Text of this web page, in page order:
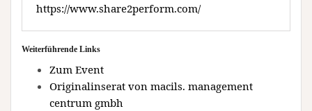
https://www.share2perform.com/
Weiterführende Links
Zum Event
Originalinserat von macils. management
centrum gmbh